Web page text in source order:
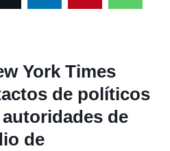
York Times
de políticos
de
de